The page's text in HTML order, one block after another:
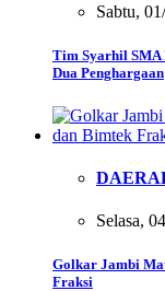
Sabtu,
Tim Syarhil SMA
Dua Penghargaan
Selasa,
Golkar Jambi
Fraksi